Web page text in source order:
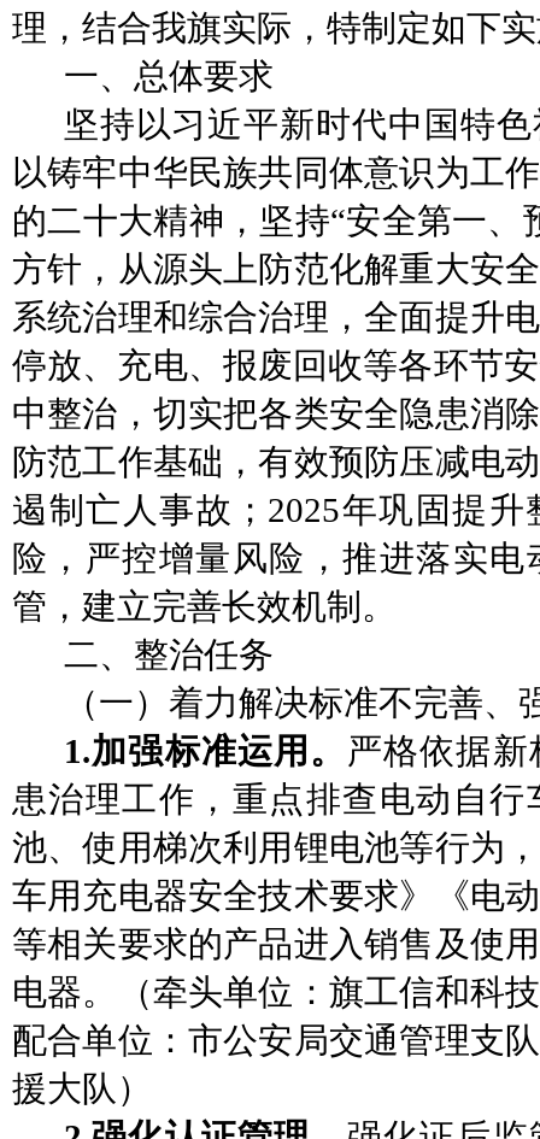
理，结合我旗实际，特制定如下
一、总体要求
坚持以习近平新时代中国特
以铸牢中华民族共同体意识为工
的二十大精神，坚持“安全第一、
方针，从源头上防范化解重大安
系统治理和综合治理，全面提升
停放、充电、报废回收等各环节
中整治，切实把各类安全隐患消
防范工作基础，有效预防压减电
遏制亡人事故；2025年巩固提
险，严控增量风险，推进落实
管，建立完善长效机制。
二、 整治任务
（一）着力解决标准不完善、
1.加强标准运用。 严格依据新
患治理工作，重点排查电动自
池、使用梯次利用锂电池等行为
车用充电器安全技术要求》《电
等相关要求的产品进入销售及使
电器。
（牵头单位：旗工信和科
配合单位：市公安局交通管理支
援大队）